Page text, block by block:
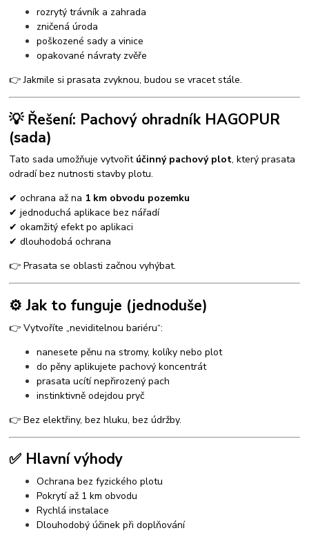
rozrytý trávník a zahrada
zničená úroda
poškozené sady a vinice
opakované návraty zvěře
👉 Jakmile si prasata zvyknou, budou se vracet stále.
💡 Řešení: Pachový ohradník HAGOPUR
(sada)
Tato sada umožňuje vytvořit účinný pachový plot, který prasata
odradí bez nutnosti stavby plotu.
✔ ochrana až na 1 km obvodu pozemku
✔ jednoduchá aplikace bez nářadí
✔ okamžitý efekt po aplikaci
✔ dlouhodobá ochrana
👉 Prasata se oblasti začnou vyhýbat.
⚙️ Jak to funguje (jednoduše)
👉 Vytvoříte „neviditelnou bariéru“:
nanesete pěnu na stromy, kolíky nebo plot
do pěny aplikujete pachový koncentrát
prasata ucítí nepřirozený pach
instinktivně odejdou pryč
👉 Bez elektřiny, bez hluku, bez údržby.
✅ Hlavní výhody
Ochrana bez fyzického plotu
Pokrytí až 1 km obvodu
Rychlá instalace
Dlouhodobý účinek při doplňování